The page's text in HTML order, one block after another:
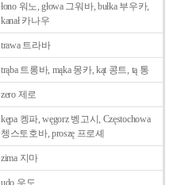
łono 워노, głowa 그워바, bułka 부우카,
kanał 카나우
trawa 트라바
trąba 트롱바, mąka 몽카, kąt 콩트, tą 통
zero 제로
kępa 켕파, węgorz 벵고시, Częstochowa
쳉스토호바, proszę 프로셰
zima 지마
udo 우도